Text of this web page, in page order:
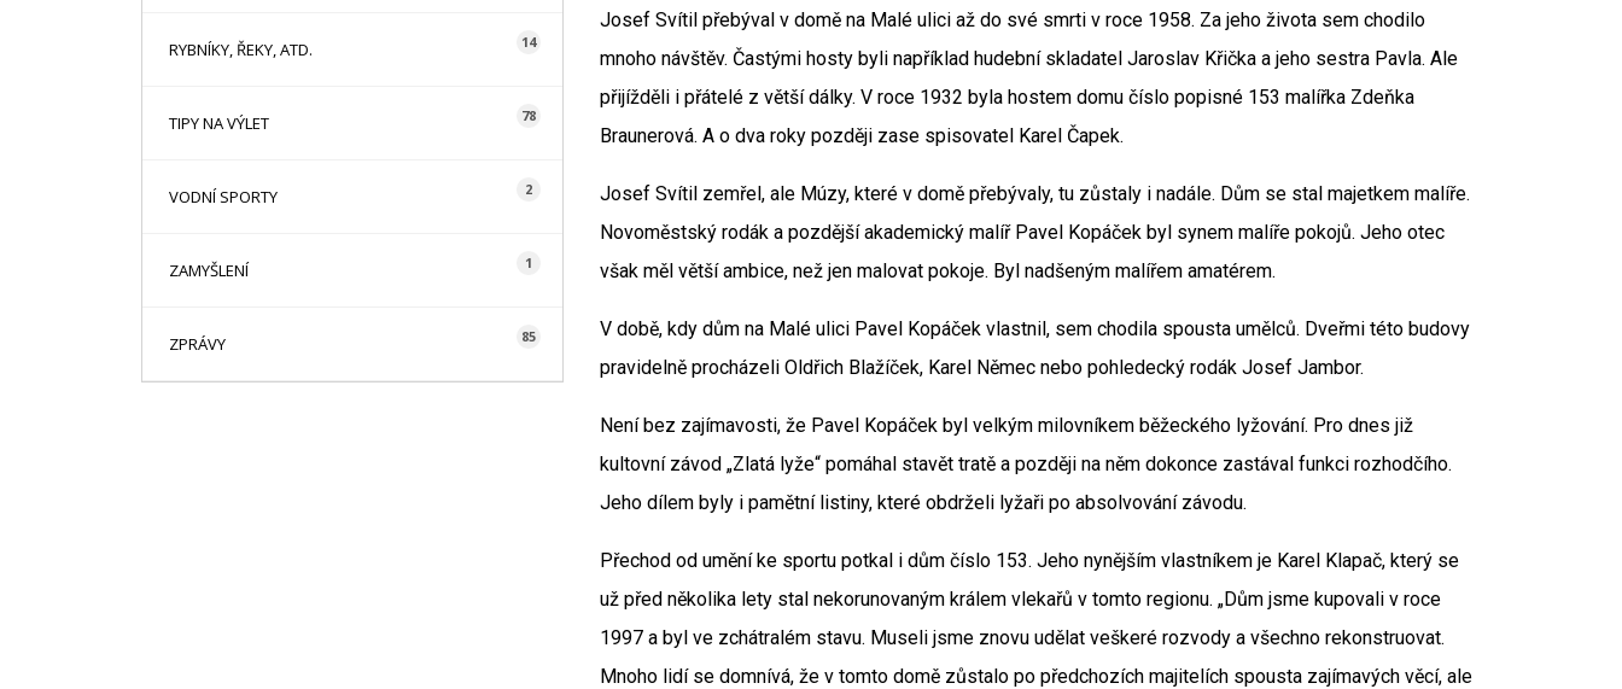
RYBNÍKY, ŘEKY, ATD. 14
TIPY NA VÝLET 78
VODNÍ SPORTY 2
ZAMYŠLENÍ 1
ZPRÁVY 85
Josef Svítil přebýval v domě na Malé ulici až do své smrti v roce 1958. Za jeho života sem chodilo
mnoho návštěv. Častými hosty byli například hudební skladatel Jaroslav Křička a jeho sestra Pavla. Ale
přijížděli i přátelé z větší dálky. V roce 1932 byla hostem domu číslo popisné 153 malířka Zdeňka
Braunerová. A o dva roky později zase spisovatel Karel Čapek.
Josef Svítil zemřel, ale Múzy, které v domě přebývaly, tu zůstaly i nadále. Dům se stal majetkem malíře.
Novoměstský rodák a pozdější akademický malíř Pavel Kopáček byl synem malíře pokojů. Jeho otec
však měl větší ambice, než jen malovat pokoje. Byl nadšeným malířem amatérem.
V době, kdy dům na Malé ulici Pavel Kopáček vlastnil, sem chodila spousta umělců. Dveřmi této budovy
pravidelně procházeli Oldřich Blažíček, Karel Němec nebo pohledecký rodák Josef Jambor.
Není bez zajímavosti, že Pavel Kopáček byl velkým milovníkem běžeckého lyžování. Pro dnes již
kultovní závod „Zlatá lyže“ pomáhal stavět tratě a později na něm dokonce zastával funkci rozhodčího.
Jeho dílem byly i pamětní listiny, které obdrželi lyžaři po absolvování závodu.
Přechod od umění ke sportu potkal i dům číslo 153. Jeho nynějším vlastníkem je Karel Klapač, který se
už před několika lety stal nekorunovaným králem vlekařů v tomto regionu. „Dům jsme kupovali v roce
1997 a byl ve zchátralém stavu. Museli jsme znovu udělat veškeré rozvody a všechno rekonstruovat.
Mnoho lidí se domnívá, že v tomto domě zůstalo po předchozích majitelích spousta zajímavých věcí, ale